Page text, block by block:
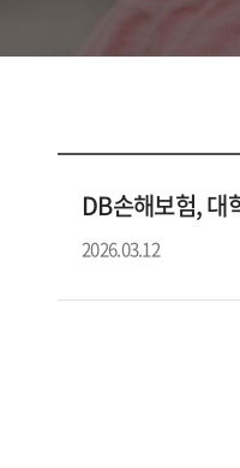
DB손해보험, 대
2026.03.12